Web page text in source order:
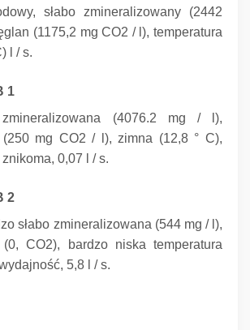
słabo zmineralizowany (2442
(1175,2 mg CO2 / l), temperatura
l / s.
1
(4076.2 mg / l),
(250 mg CO2 / l), zimna (12,8 ° C),
0,07 l / s.
2
słabo zmineralizowana (544 mg / l),
(0, CO2), bardzo niska temperatura
5,8 l / s.